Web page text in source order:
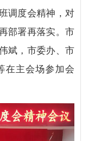
调度会精神，对
部署再落实。市
斌，市委办、市
在主会场参加会